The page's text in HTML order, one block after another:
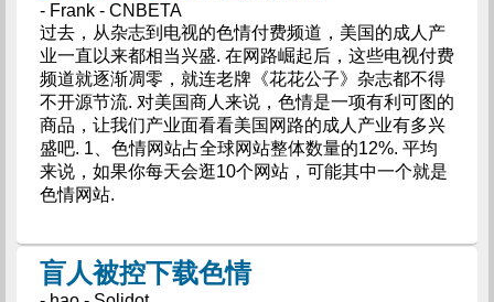
- Frank - CNBETA
过去，从杂志到电视的色情付费频道，美国的成人产
业一直以来都相当兴盛. 在网路崛起后，这些电视付费
频道就逐渐凋零，就连老牌《花花公子》杂志都不得
不开源节流. 对美国商人来说，色情是一项有利可图的
商品，让我们产业面看看美国网路的成人产业有多兴
盛吧. 1、色情网站占全球网站整体数量的12%. 平均
来说，如果你每天会逛10个网站，可能其中一个就是
色情网站.
盲人被控下载色情